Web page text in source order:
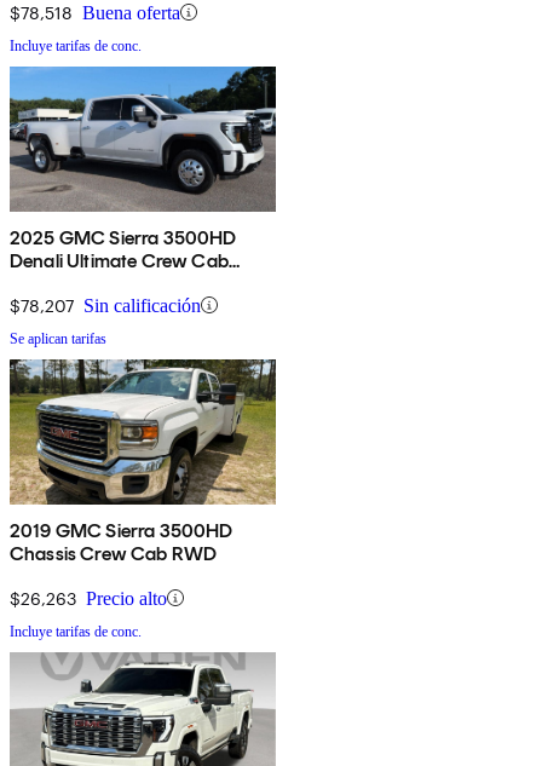
$78,518 Buena oferta
Incluye tarifas de conc.
2025 GMC Sierra 3500HD
Denali Ultimate Crew Cab
$78,207 Sin calificación
Se aplican tarifas
2019 GMC Sierra 3500HD
Chassis Crew Cab RWD
$26,263 Precio alto
Incluye tarifas de conc.